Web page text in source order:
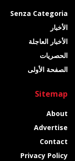
Senza Categoria
الأخبار
الأخبار العاجلة
الحصريات
الصفحة الأولى
Sitemap
About
Advertise
Contact
Privacy Policy